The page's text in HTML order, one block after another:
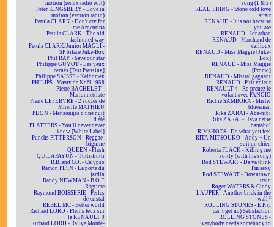
motion (remix radio edit)
Peter KINGSBERY - Love in
motion (version radio)
Petula CLARK - Don't cry for
me Argentina
Petula CLARK - The old
fashioned way
Petula CLARK/Junior MAGLI -
SP biface Juke-Box
Phil RAY - Save our star
Philippe GUYOT - Les yeux
cernés [Test Pressing]
Philippe SAISSE - Kelbomek
PHILIPS - Vœux de Noël 1958
Pierre BACHELET -
Marionnettiste
Pierre LEFEBVRE - 2 succès de
Mireille MATHIEU
PIJON - Mensonges d'une nuit
d'été
PLATTERS - You'll never never
know [White Label]
Punchs PITTERSON - Reggae-
biguine
QUEEN - Flash
QUILAPAYUN - Tutti-frutti
R.B. and CO. - Calypso
Ramon PIPIN - La porte du
jardin
Randy NEWMAN - B.O.F.
Ragtime
Raymond BOISSERIE - Perles
de cristal
REBEL MC - Better world
Richard LORD - Pleins feux sur
la RENAULT 9
Richard LORD - Rallye Monte-
song (1 & 2)
REAL THING - Stone cold love
affair
RENAUD - It is not because
you are
RENAUD - Jonathan
RENAUD - Marchand de
cailloux
RENAUD - Miss Maggie [Juke-
Box]
RENAUD - Miss Maggie
[Promo]
RENAUD - Mistral gagnant
RENAUD - P'tit voleur
RENAULT 4 - Re-prenez le
volant avec FANGIO
Richie SAMBORA - Mister
bluesman
Rika ZARAÏ - Aba-nibi
Rika ZARAÏ - Hava netse
bamahol
RIMSHOTS - Do what you feel
RITA MITSOUKO - Andy + Un
soir un chien
Roberta FLACK - Killing me
softly (with his song)
Rod STEWART - Da ya think
I'm sexy
Rod STEWART - Downtown
train
Roger WATERS & Cindy
LAUPER - Another brick in the
wall ²
ROLLING STONES - E.P. (I
can't get no) Satisfaction
ROLLING STONES -
Everybody needs somebody to